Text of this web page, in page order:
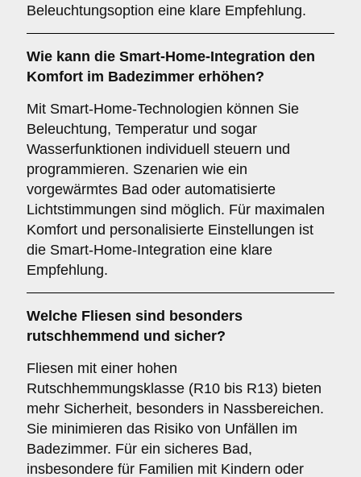
Beleuchtungsoption eine klare Empfehlung.
Wie kann die Smart-Home-Integration den
Komfort im Badezimmer erhöhen?
Mit Smart-Home-Technologien können Sie
Beleuchtung, Temperatur und sogar
Wasserfunktionen individuell steuern und
programmieren. Szenarien wie ein
vorgewärmtes Bad oder automatisierte
Lichtstimmungen sind möglich. Für maximalen
Komfort und personalisierte Einstellungen ist
die Smart-Home-Integration eine klare
Empfehlung.
Welche Fliesen sind besonders
rutschhemmend und sicher?
Fliesen mit einer hohen
Rutschhemmungsklasse (R10 bis R13) bieten
mehr Sicherheit, besonders in Nassbereichen.
Sie minimieren das Risiko von Unfällen im
Badezimmer. Für ein sicheres Bad,
insbesondere für Familien mit Kindern oder